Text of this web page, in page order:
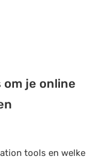
je online
tools en welke